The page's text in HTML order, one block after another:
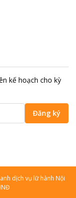
kế hoạch cho kỳ
Đăng ký
dịch vụ lữ hành Nội